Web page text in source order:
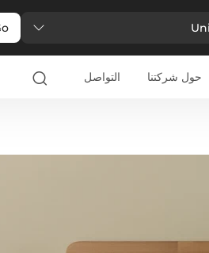
حول شركتنا التواصل